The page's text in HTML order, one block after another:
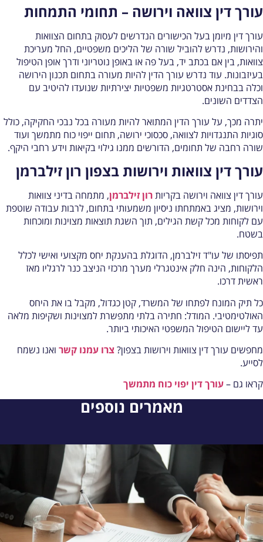
דין צוואה וירושה – תחומי התמחות
דין מיומן בעל הכישורים הנדרשים לעסוק בתחום הצוואות
נדרש להוביל שורה של הליכים משפטיים, החל מעריכת
בין אם בכתב יד, בעל פה או באופן נוטריוני ודרך אופן הטיפול
עוד נדרש עורך הדין להיות מעורה בתחום תכנון הירושה
בבחינת אסטרטגיות משפטיות יצירתיות שנועדו להיטיב עם
השונים.
מכך, על עורך הדין המתואר להיות מעורה בכל נבכי החקיקה, כולל
התנגדויות לצוואה, סכסוכי ירושה, תחום ייפוי כוח מתמשך ועוד
רחבה של תחומים, הדורשים ממנו גילוי בקיאות וידע רחבי היקף.
דין צוואות וירושות בצפון רון זילברמן
דין צוואה וירושה בקריותרון זילברמן, מתמחה בדיני צוואות
מציג באמתחתו ניסיון משמעותי בתחום, לרבות עבודה שוטפת
לקוחות מכל קשת הגילים, תוך השגת תוצאות מצוינות ומוכחות
של עו"ד זילברמן, הדוגלת בהענקת יחס מקצועי ואישי לכלל
הינה חלק אינטגרלי מערך מרכזי הניצב כנר לרגליו מאז
דרכו.
תיק המונח לפתחו של המשרד, קטן כגדול, מקבל בו את היחס
המודל: חתירה בלתי מתפשרת למצוינות ושקיפות מלאה
ליישום הטיפול המשפטי האיכותי ביותר.
עורך דין צוואות וירושות בצפון?צרו עמנו קשרואנו נשמח
גם –עורך דין יפוי כוח מתמשך
מאמרים נוספים